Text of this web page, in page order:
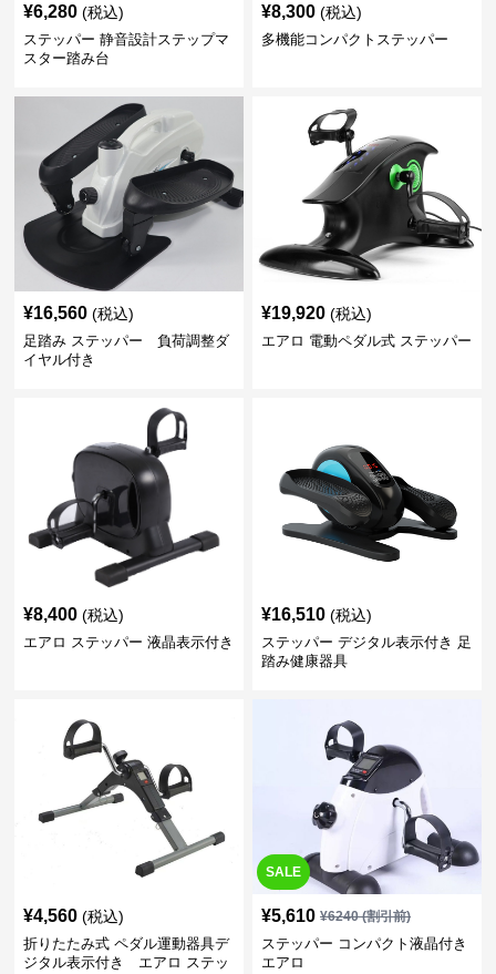
¥6,280 (税込)
ステッパー 静音設計ステップマ
スター踏み台
¥8,300 (税込)
多機能コンパクトステッパー
¥16,560 (税込)
足踏み ステッパー 負荷調整ダ
イヤル付き
¥19,920 (税込)
エアロ 電動ペダル式 ステッパー
¥8,400 (税込)
エアロ ステッパー 液晶表示付き
¥16,510 (税込)
ステッパー デジタル表示付き 足
踏み健康器具
¥4,560 (税込)
折りたたみ式 ペダル運動器具デ
ジタル表示付き エアロ ステッ
SALE
¥5,610 ¥6240(割引前)
ステッパー コンパクト液晶付き
エアロ